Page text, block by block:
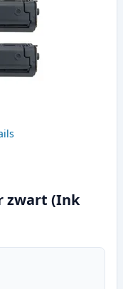
zwart (Ink